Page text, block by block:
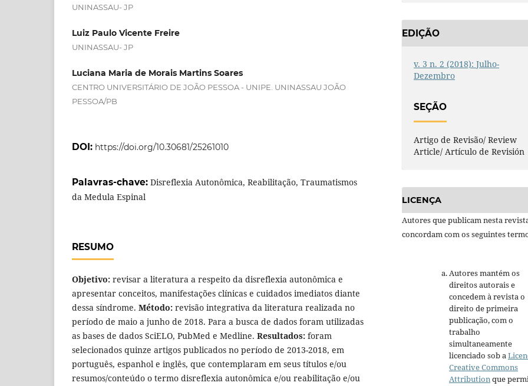
UNINASSAU- JP
Luiz Paulo Vicente Freire
UNINASSAU- JP
Luciana Maria de Morais Martins Soares
CENTRO UNIVERSITÁRIO DE JOÃO PESSOA - UNIPE. UNINASSAU JOÃO
PESSOA/PB
DOI: https://doi.org/10.30681/25261010
Palavras-chave: Disreflexia Autonômica, Reabilitação, Traumatismos
da Medula Espinal
RESUMO
Objetivo: revisar a literatura a respeito da disreflexia autonômica e
apresentar conceitos, manifestações clínicas e cuidados imediatos diante
dessa síndrome. Método: revisão integrativa da literatura realizada no
período de maio a junho de 2018. Para a busca de dados foram utilizadas
as bases de dados SciELO, PubMed e Medline. Resultados: foram
selecionados quinze artigos publicados no período de 2013-2018, em
português, espanhol e inglês, que contemplaram em seus títulos e/ou
resumos/conteúdo o termo disreflexia autonômica e/ou reabilitação e/ou
EDIÇÃO
v. 3 n. 2 (2018): Julho-
Dezembro
SEÇÃO
Artigo de Revisão/ Review
Article/ Artículo de Revisión
LICENÇA
Autores que publicam nesta
concordam com os seguintes
Autores mantém os
direitos autorais e
concedem à revista o
direito de primeira
publicação, com o
trabalho
simultaneamente
licenciado sob a
Creative Commons
Attributionque